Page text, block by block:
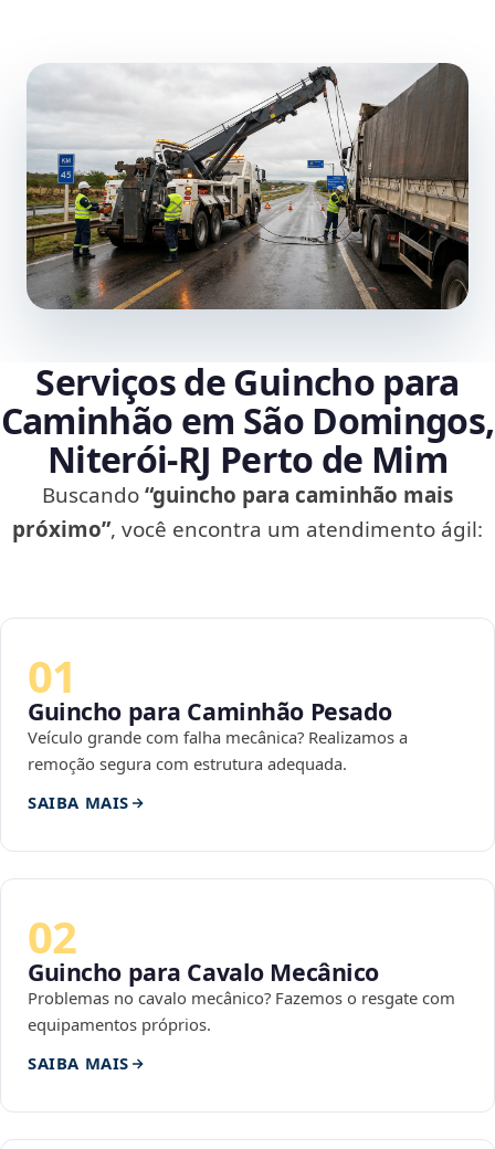
Serviços de Guincho para
Caminhão em São Domingos,
Niterói‑RJ Perto de Mim
Buscando“guincho para caminhão mais
próximo”, você encontra um atendimento ágil:
01
Guincho para Caminhão Pesado
Veículo grande com falha mecânica? Realizamos a
remoção segura com estrutura adequada.
SAIBA MAIS
02
Guincho para Cavalo Mecânico
Problemas no cavalo mecânico? Fazemos o resgate com
equipamentos próprios.
SAIBA MAIS